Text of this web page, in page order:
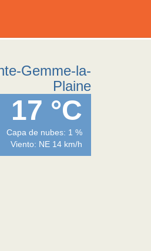
Gemme-la-
Plaine
17 °C
Capa de nubes: 1 %
Viento: NE 14 km/h